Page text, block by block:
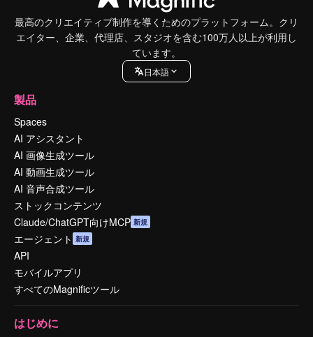
最高のクリエイティブ制作を導くためのプラットフォーム。クリ
エイター、企業、代理店、スタジオを含む100万人以上が利用し
ています。
日本語
製品
Spaces
AI アシスタント
AI 画像生成ツール
AI 動画生成ツール
AI 音声合成ツール
ストックコンテンツ
Claude/ChatGPT向けMCP 新規
エージェント 新規
API
モバイルアプリ
すべてのMagnificツール
はじめに